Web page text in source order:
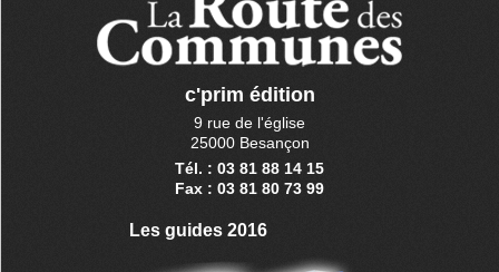
c'prim édition
9 rue de l'église
25000 Besançon
Tél. : 03 81 88 14 15
Fax : 03 81 80 73 99
Les guides 2016